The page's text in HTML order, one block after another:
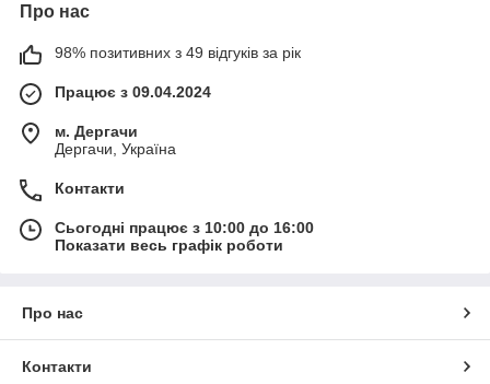
Про нас
98% позитивних з 49 відгуків за рік
Працює з 09.04.2024
м. Дергачи
Дергачи, Україна
Контакти
Сьогодні працює з 10:00 до 16:00
Показати весь графік роботи
Про нас
Контакти